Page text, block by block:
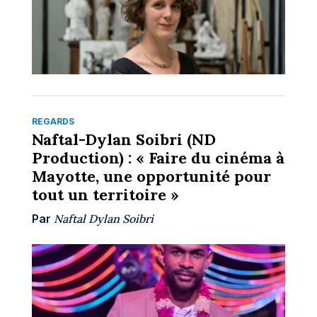
REGARDS
Naftal-Dylan Soibri (ND
Production) : « Faire du cinéma à
Mayotte, une opportunité pour
tout un territoire »
Par Naftal Dylan Soibri